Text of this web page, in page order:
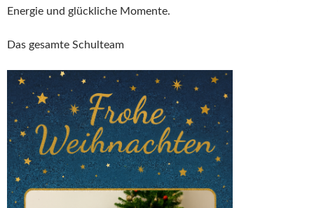
Energie und glückliche Momente.
Das gesamte Schulteam